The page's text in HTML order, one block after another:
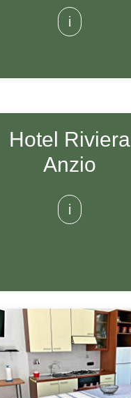
i
Hotel Riviera
Anzio
i